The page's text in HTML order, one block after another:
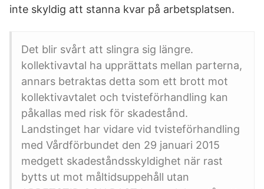
inte skyldig att stanna kvar på arbetsplatsen.
Det blir svårt att slingra sig längre.
kollektivavtal ha upprättats mellan parterna,
annars betraktas detta som ett brott mot
kollektivavtalet och tvisteförhandling kan
påkallas med risk för skadestånd.
Landstinget har vidare vid tvisteförhandling
med Vårdförbundet den 29 januari 2015
medgett skadeståndsskyldighet när rast
bytts ut mot måltidsuppehåll utan